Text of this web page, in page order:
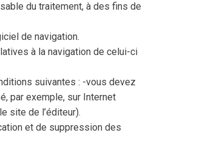
du traitement, à des fins de
de navigation.
à la navigation de celui-ci
suivantes : -vous devez
par exemple, sur Internet
site de l’éditeur).
et de suppression des